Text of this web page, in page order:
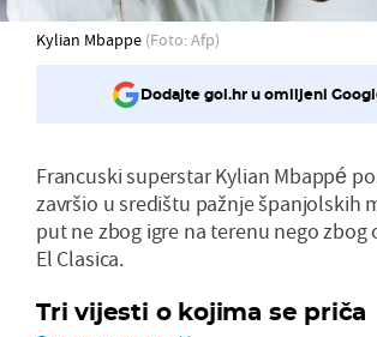
Kylian Mbappe (Foto: Afp)
Dodajte gol.hr u omiljeni
Francuski superstar Kylian Mbappé
završio u središtu pažnje španjolskih
put ne zbog igre na terenu nego zbog
El Clasica.
Tri vijesti o kojima se priča